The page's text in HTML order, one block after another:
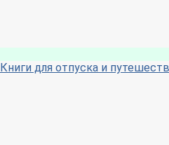
Книги для отпуска и